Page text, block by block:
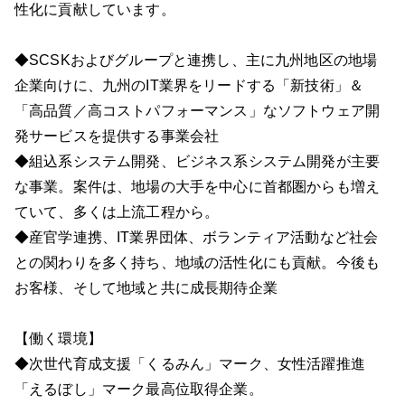
性化に貢献しています。
◆SCSKおよびグループと連携し、主に九州地区の地場
企業向けに、九州のIT業界をリードする「新技術」＆
「高品質／高コストパフォーマンス」なソフトウェア開
発サービスを提供する事業会社
◆組込系システム開発、ビジネス系システム開発が主要
な事業。案件は、地場の大手を中心に首都圏からも増え
ていて、多くは上流工程から。
◆産官学連携、IT業界団体、ボランティア活動など社会
との関わりを多く持ち、地域の活性化にも貢献。今後も
お客様、そして地域と共に成長期待企業
【働く環境】
◆次世代育成支援「くるみん」マーク、女性活躍推進
「えるぼし」マーク最高位取得企業。